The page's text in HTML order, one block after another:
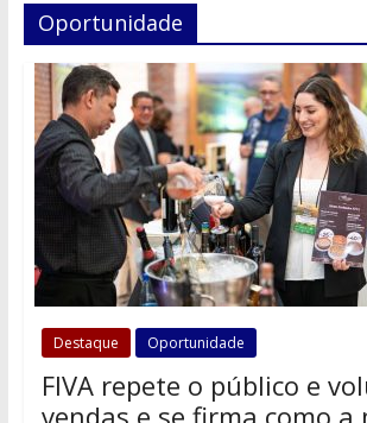
Oportunidade
Destaque Oportunidade
FIVA repete o público e
vendas e se firma como a